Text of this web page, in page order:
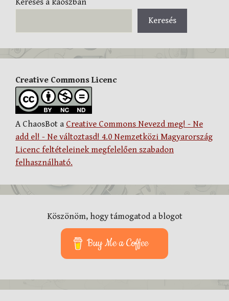
Keresés a káoszban
Keresés
Creative Commons Licenc
A ChaosBot a Creative Commons Nevezd meg! - Ne
add el! - Ne változtasd! 4.0 Nemzetközi Magyarország
Licenc feltételeinek megfelelően szabadon
felhasználható.
Köszönöm, hogy támogatod a blogot
Buy Me a Coffee